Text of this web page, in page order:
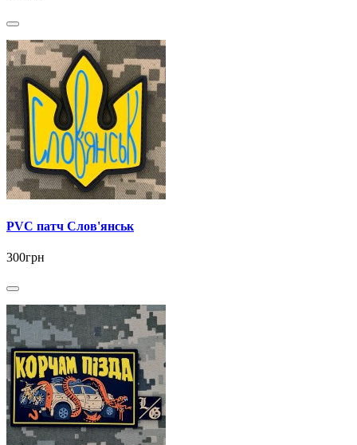
PVC патч Слов'янськ
300грн